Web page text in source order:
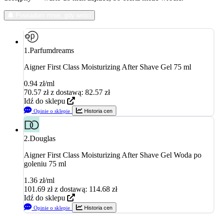
1.Parfumdreams
Aigner First Class Moisturizing After Shave Gel 75 ml
0.94 zł/ml
70.57 zł z dostawą: 82.57 zł
Idź do sklepu
Opinie o sklepie Historia cen
2.Douglas
Aigner First Class Moisturizing After Shave Gel Woda po
goleniu 75 ml
1.36 zł/ml
101.69 zł z dostawą: 114.68 zł
Idź do sklepu
Opinie o sklepie Historia cen